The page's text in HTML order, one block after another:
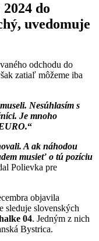
do
uvedomuje
odchodu do
zatiaľ môžeme iba
Nesúhlasím s
Je mnoho
A ak náhodou
musieť o tú pozíciu
Polievka pre
objavila
sleduje slovenských
04. Jedným z nich
Bystrica.